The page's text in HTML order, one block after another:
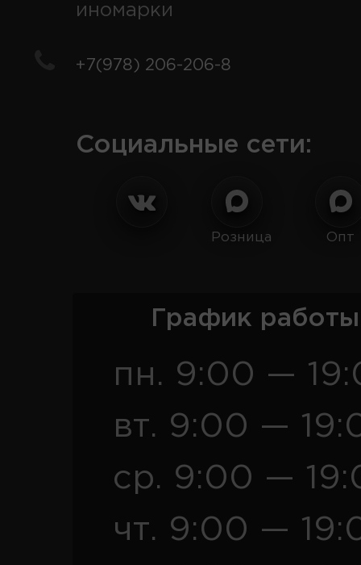
иномарки
+7(978) 206-206-8
Социальные сети:
Розница Опт
График
пн. 9:00 —
вт. 9:00 —
ср. 9:00 —
чт. 9:00 —